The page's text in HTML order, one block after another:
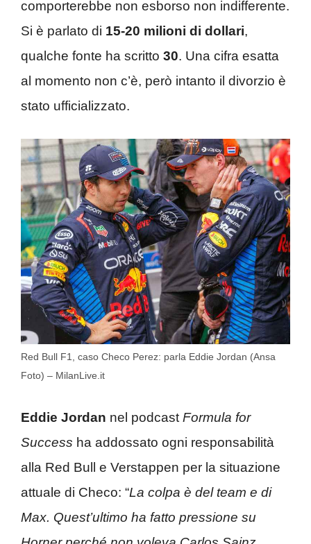
comporterebbe non esborso non indifferente.
Si è parlato di 15-20 milioni di dollari,
qualche fonte ha scritto 30. Una cifra esatta
al momento non c’è, però intanto il divorzio è
stato ufficializzato.
Red Bull F1, caso Checo Perez: parla Eddie Jordan (Ansa
Foto) – MilanLive.it
Eddie Jordan nel podcast Formula for
Success ha addossato ogni responsabilità
alla Red Bull e Verstappen per la situazione
attuale di Checo: “La colpa è del team e di
Max. Quest’ultimo ha fatto pressione su